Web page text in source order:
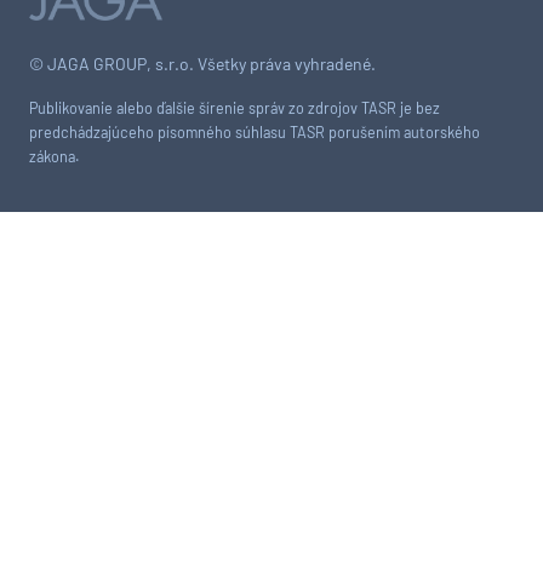
© JAGA GROUP, s.r.o. Všetky práva vyhradené.
Publikovanie alebo ďalšie šírenie správ zo zdrojov TASR je bez
predchádzajúceho písomného súhlasu TASR porušením autorského
zákona.